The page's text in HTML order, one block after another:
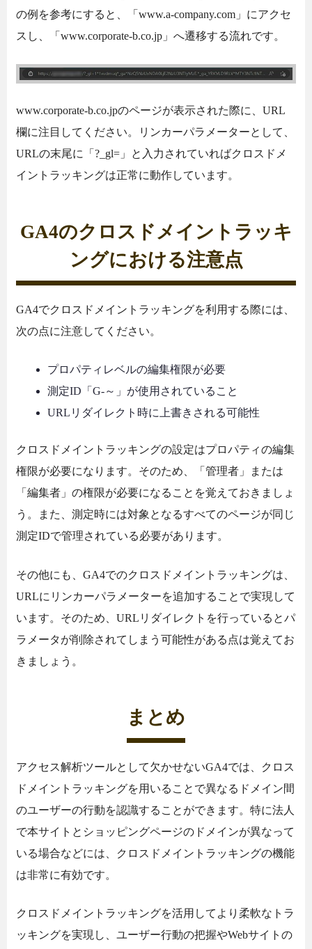
の例を参考にすると、「www.a-company.com」にアクセ
スし、「www.corporate-b.co.jp」へ遷移する流れです。
www.corporate-b.co.jpのページが表示された際に、URL
欄に注目してください。リンカーパラメーターとして、
URLの末尾に「?_gl=」と入力されていればクロスドメ
イントラッキングは正常に動作しています。
GA4のクロスドメイントラッキ
ングにおける注意点
GA4でクロスドメイントラッキングを利用する際には、
次の点に注意してください。
プロパティレベルの編集権限が必要
測定ID「G-～」が使用されていること
URLリダイレクト時に上書きされる可能性
クロスドメイントラッキングの設定はプロパティの編集
権限が必要になります。そのため、「管理者」または
「編集者」の権限が必要になることを覚えておきましょ
う。また、測定時には対象となるすべてのページが同じ
測定IDで管理されている必要があります。
その他にも、GA4でのクロスドメイントラッキングは、
URLにリンカーパラメーターを追加することで実現して
います。そのため、URLリダイレクトを行っているとパ
ラメータが削除されてしまう可能性がある点は覚えてお
きましょう。
まとめ
アクセス解析ツールとして欠かせないGA4では、クロス
ドメイントラッキングを用いることで異なるドメイン間
のユーザーの行動を認識することができます。特に法人
で本サイトとショッピングページのドメインが異なって
いる場合などには、クロスドメイントラッキングの機能
は非常に有効です。
クロスドメイントラッキングを活用してより柔軟なトラ
ッキングを実現し、ユーザー行動の把握やWebサイトの